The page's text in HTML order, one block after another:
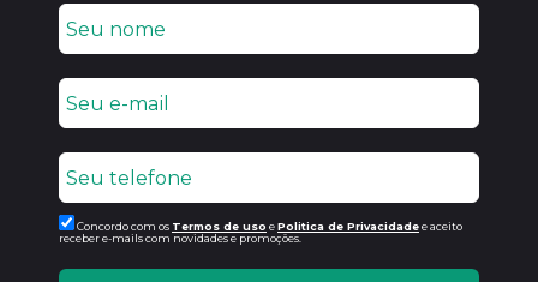
Concordo com os Termos de uso ePolitica de Privacidadee aceito
receber e-mails com novidades e promoções.